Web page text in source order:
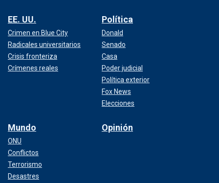
EE. UU.
Crimen en Blue City
Radicales universitarios
Crisis fronteriza
Crímenes reales
Política
Donald
Senado
Casa
Poder judicial
Política exterior
Fox News
Elecciones
Mundo
ONU
Conflictos
Terrorismo
Desastres
Opinión